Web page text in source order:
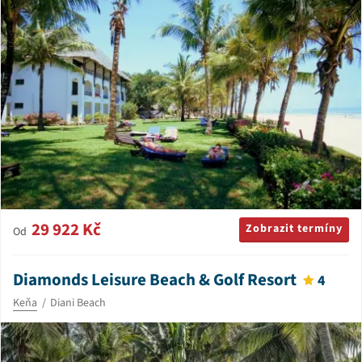
Od 29 922 Kč Zobrazit termíny
Diamonds Leisure Beach & Golf Resort 4
Keňa Diani Beach